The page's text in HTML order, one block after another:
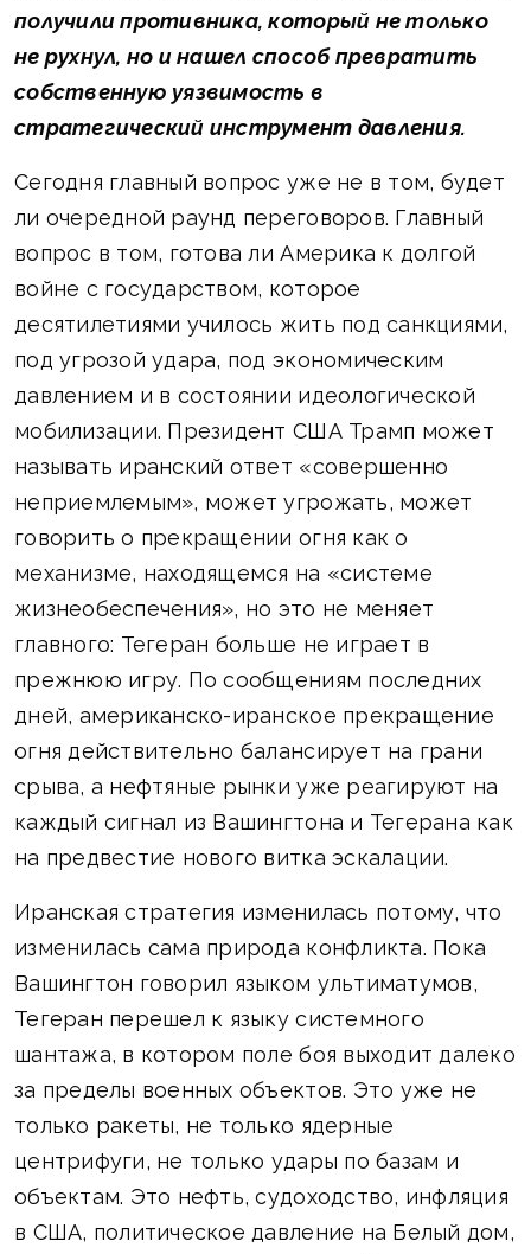
получили противника, который не только
не рухнул, но и нашел способ превратить
собственную уязвимость в
стратегический инструмент давления.
Сегодня главный вопрос уже не в том, будет
ли очередной раунд переговоров. Главный
вопрос в том, готова ли Америка к долгой
войне с государством, которое
десятилетиями училось жить под санкциями,
под угрозой удара, под экономическим
давлением и в состоянии идеологической
мобилизации. Президент США Трамп может
называть иранский ответ «совершенно
неприемлемым», может угрожать, может
говорить о прекращении огня как о
механизме, находящемся на «системе
жизнеобеспечения», но это не меняет
главного: Тегеран больше не играет в
прежнюю игру. По сообщениям последних
дней, американско-иранское прекращение
огня действительно балансирует на грани
срыва, а нефтяные рынки уже реагируют на
каждый сигнал из Вашингтона и Тегерана как
на предвестие нового витка эскалации.
Иранская стратегия изменилась потому, что
изменилась сама природа конфликта. Пока
Вашингтон говорил языком ультиматумов,
Тегеран перешел к языку системного
шантажа, в котором поле боя выходит далеко
за пределы военных объектов. Это уже не
только ракеты, не только ядерные
центрифуги, не только удары по базам и
объектам. Это нефть, судоходство, инфляция
в США, политическое давление на Белый дом,